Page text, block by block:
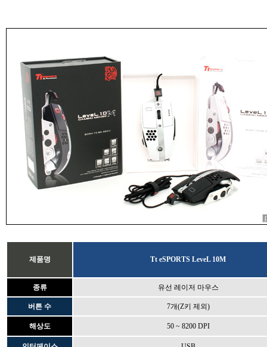
제품명 Tt eSPORTS LeveL 10M
종류 유선 레이저 마우스
버튼 수 7개(Z키 제외)
해상도 50 ~ 8200 DPI